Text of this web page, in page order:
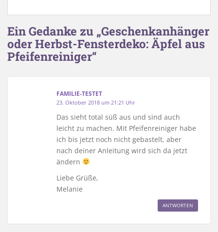
Ein Gedanke zu „Geschenkanhänger
oder Herbst-Fensterdeko: Äpfel aus
Pfeifenreiniger“
FAMILIE-TESTET
23. Oktober 2018 um 21:21 Uhr
Das sieht total süß aus und sind auch
leicht zu machen. Mit Pfeifenreiniger habe
ich bis jetzt noch nicht gebastelt, aber
nach deiner Anleitung wird sich da jetzt
ändern
Liebe Grüße,
Melanie
ANTWORTEN